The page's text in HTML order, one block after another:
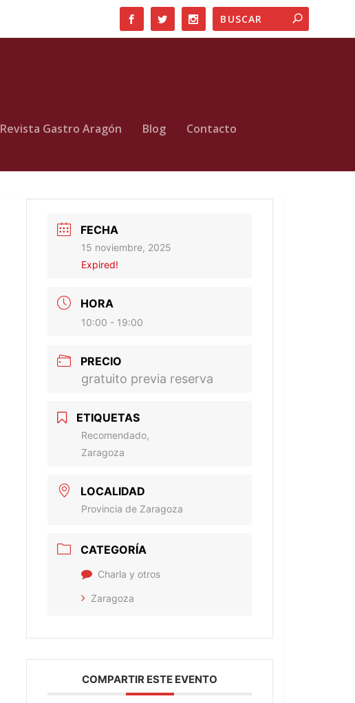
Revista Gastro Aragón Blog Contacto
FECHA
15 noviembre, 2025
Expired!
HORA
10:00 - 19:00
PRECIO
gratuito previa reserva
ETIQUETAS
Recomendado,
Zaragoza
LOCALIDAD
Provincia de Zaragoza
CATEGORÍA
Charla y otros
Zaragoza
COMPARTIR ESTE EVENTO